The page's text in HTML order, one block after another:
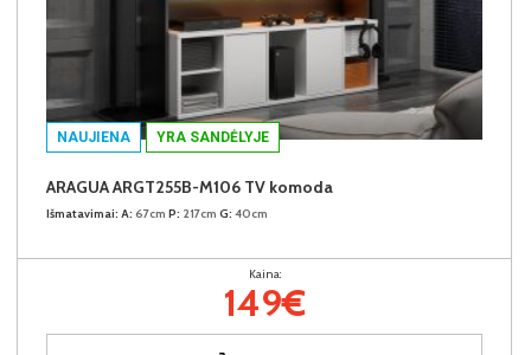
NAUJIENA YRA SANDĖLYJE
ARAGUA ARGT255B-M106 TV komoda
Išmatavimai: A: 67cm P: 217cm G: 40cm
Kaina:
149€